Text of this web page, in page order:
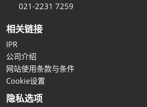
021-2231 7259
相关链接
IPR
公司介绍
网站使用条款与条件
Cookie设置
隐私选项